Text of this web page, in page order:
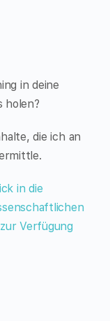
in deine
holen?
die ich an
in die
Verfügung